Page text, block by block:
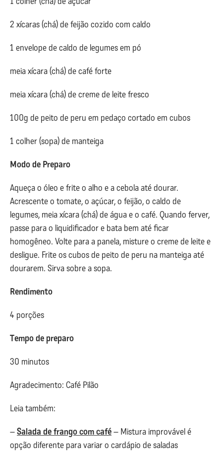
2 xícaras (chá) de feijão cozido com caldo
1 envelope de caldo de legumes em pó
meia xícara (chá) de café forte
meia xícara (chá) de creme de leite fresco
100g de peito de peru em pedaço cortado em cubos
1 colher (sopa) de manteiga
Modo de Preparo
Aqueça o óleo e frite o alho e a cebola até dourar.
Acrescente o tomate, o açúcar, o feijão, o caldo de
legumes, meia xícara (chá) de água e o café. Quando ferver,
passe para o liquidificador e bata bem até ficar
homogêneo. Volte para a panela, misture o creme de leite e
desligue. Frite os cubos de peito de peru na manteiga até
dourarem. Sirva sobre a sopa.
Rendimento
4 porções
Tempo de preparo
30 minutos
Agradecimento: Café Pilão
Leia também:
–Salada de frango com café– Mistura improvável é
opção diferente para variar o cardápio de saladas